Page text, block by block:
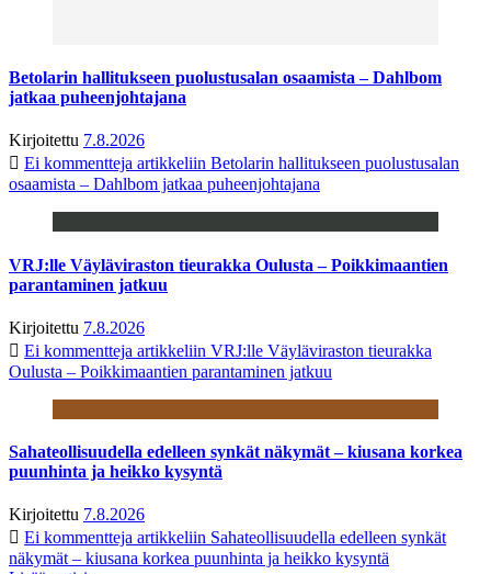
Betolarin hallitukseen puolustusalan osaamista – Dahlbom
jatkaa puheenjohtajana
Kirjoitettu 7.8.2026
Ei kommentteja artikkeliin Betolarin hallitukseen puolustusalan
osaamista – Dahlbom jatkaa puheenjohtajana
VRJ:lle Väyläviraston tieurakka Oulusta – Poikkimaantien
parantaminen jatkuu
Kirjoitettu 7.8.2026
Ei kommentteja artikkeliin VRJ:lle Väyläviraston tieurakka
Oulusta – Poikkimaantien parantaminen jatkuu
Sahateollisuudella edelleen synkät näkymät – kiusana korkea
puunhinta ja heikko kysyntä
Kirjoitettu 7.8.2026
Ei kommentteja artikkeliin Sahateollisuudella edelleen synkät
näkymät – kiusana korkea puunhinta ja heikko kysyntä